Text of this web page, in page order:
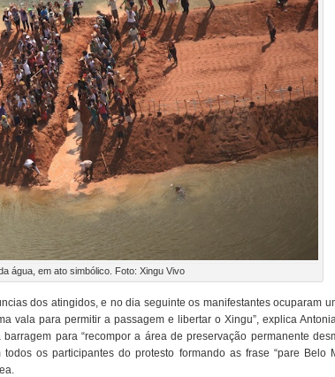
água, em ato simbólico. Foto: Xingu Vivo
dos atingidos, e no dia seguinte os manifestantes ocuparam
vala para permitir a passagem e libertar o Xingu”, explica
para “recompor a área de preservação permanente
os participantes do protesto formando as frase “pare Belo